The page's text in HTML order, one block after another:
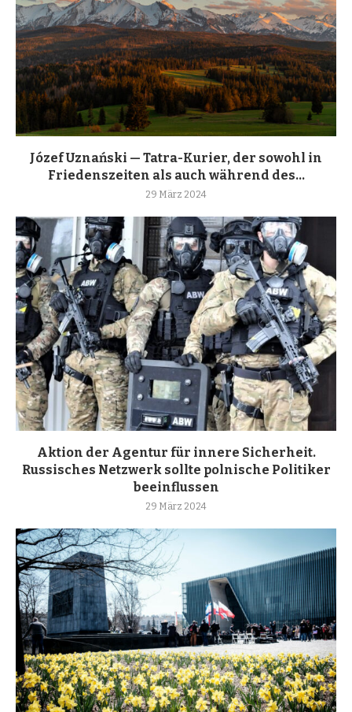
Józef Uznański — Tatra-Kurier, der sowohl in
Friedenszeiten als auch während des...
29 März 2024
Aktion der Agentur für innere Sicherheit.
Russisches Netzwerk sollte polnische Politiker
beeinflussen
29 März 2024